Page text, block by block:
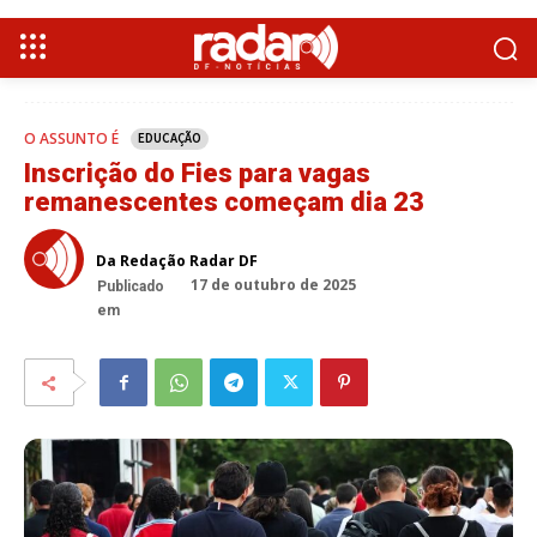
O ASSUNTO É EDUCAÇÃO
Inscrição do Fies para vagas
remanescentes começam dia 23
Da Redação Radar DF
Publicado
em
17 de outubro de 2025